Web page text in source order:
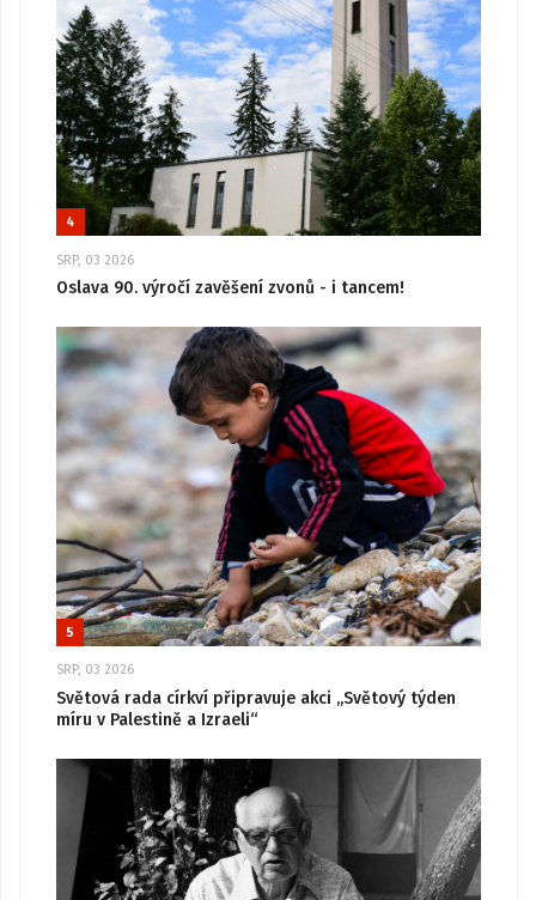
4
SRP, 03 2026
Oslava 90. výročí zavěšení zvonů - i tancem!
5
SRP, 03 2026
Světová rada církví připravuje akci „Světový týden
míru v Palestině a Izraeli“